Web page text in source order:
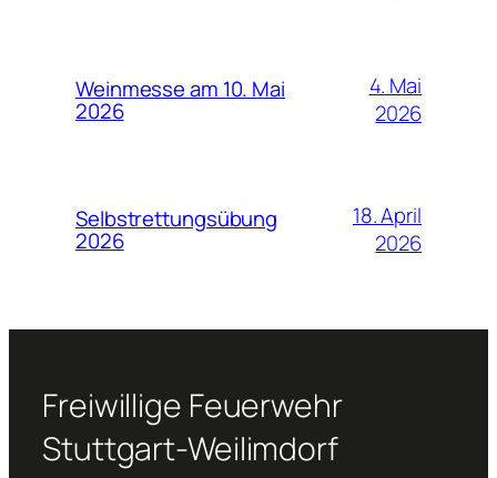
Weinmesse am 10. Mai
2026
4. Mai
2026
Selbstrettungsübung
2026
18. April
2026
Freiwillige Feuerwehr
Stuttgart-Weilimdorf